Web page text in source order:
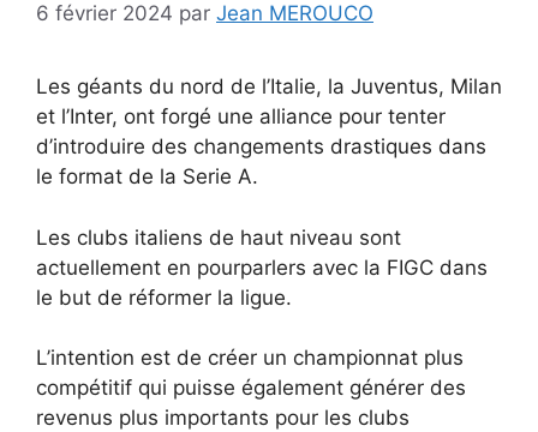
6 février 2024 par Jean MEROUCO
Les géants du nord de l’Italie, la Juventus, Milan
et l’Inter, ont forgé une alliance pour tenter
d’introduire des changements drastiques dans
le format de la Serie A.
Les clubs italiens de haut niveau sont
actuellement en pourparlers avec la FIGC dans
le but de réformer la ligue.
L’intention est de créer un championnat plus
compétitif qui puisse également générer des
revenus plus importants pour les clubs